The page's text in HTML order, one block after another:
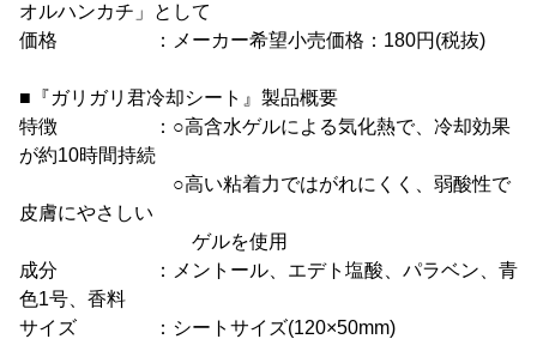
オルハンカチ」として
価格 ：メーカー希望小売価格：180円(税抜)
■『ガリガリ君冷却シート』製品概要
特徴 ：○高含水ゲルによる気化熱で、冷却効果
が約10時間持続
○高い粘着力ではがれにくく、弱酸性で
皮膚にやさしい
ゲルを使用
成分 ：メントール、エデト塩酸、パラベン、青
色1号、香料
サイズ ：シートサイズ(120×50mm)